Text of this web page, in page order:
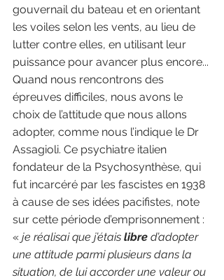
gouvernail du bateau et en orientant
les voiles selon les vents, au lieu de
lutter contre elles, en utilisant leur
puissance pour avancer plus encore...
Quand nous rencontrons des
épreuves difficiles, nous avons le
choix de l’attitude que nous allons
adopter, comme nous l’indique le Dr
Assagioli. Ce psychiatre italien
fondateur de la Psychosynthèse, qui
fut incarcéré par les fascistes en 1938
à cause de ses idées pacifistes, note
sur cette période d’emprisonnement :
« je réalisai que j’étais libre d’adopter
une attitude parmi plusieurs dans la
situation, de lui accorder une valeur ou